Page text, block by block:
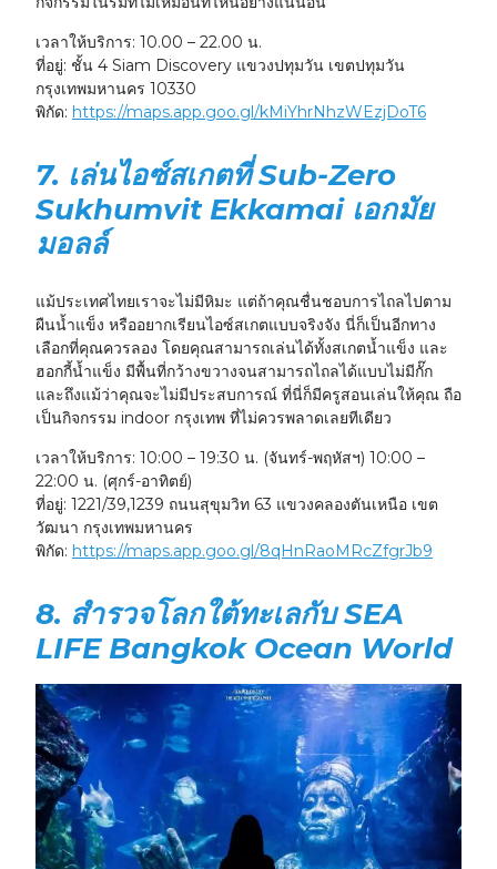
เวลาให้บริการ: 10.00 – 22.00 น.
ที่อยู่: ชั้น 4 Siam Discovery แขวงปทุมวัน เขตปทุมวัน
กรุงเทพมหานคร 10330
พิกัด: https://maps.app.goo.gl/kMiYhrNhzWEzjDoT6
7. เล่นไอซ์สเกตที่ Sub-Zero
Sukhumvit Ekkamai เอกมัย
มอลล์
แม้ประเทศไทยเราจะไม่มีหิมะ แต่ถ้าคุณชื่นชอบการไถลไปตาม
ผืนน้ำแข็ง หรืออยากเรียนไอซ์สเกตแบบจริงจัง นี่ก็เป็นอีกทาง
เลือกที่คุณควรลอง โดยคุณสามารถเล่นได้ทั้งสเกตน้ำแข็ง และ
ฮอกกี้น้ำแข็ง มีพื้นที่กว้างขวางจนสามารถไถลได้แบบไม่มีกั๊ก
และถึงแม้ว่าคุณจะไม่มีประสบการณ์ ที่นี่ก็มีครูสอนเล่นให้คุณ ถือ
เป็นกิจกรรม indoor กรุงเทพ ที่ไม่ควรพลาดเลยทีเดียว
เวลาให้บริการ: 10:00 – 19:30 น. (จันทร์-พฤหัสฯ) 10:00 –
22:00 น. (ศุกร์-อาทิตย์)
ที่อยู่: 1221/39,1239 ถนนสุขุมวิท 63 แขวงคลองตันเหนือ เขต
วัฒนา กรุงเทพมหานคร
พิกัด: https://maps.app.goo.gl/8qHnRaoMRcZfgrJb9
8. สำรวจโลกใต้ทะเลกับ SEA
LIFE Bangkok Ocean World